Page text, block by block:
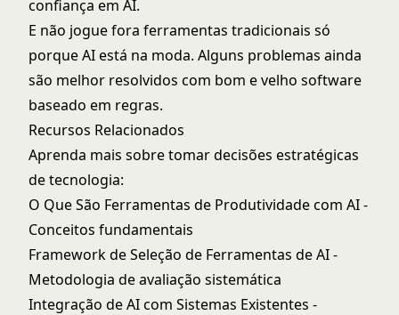
confiança em AI.
E não jogue fora ferramentas tradicionais só
porque AI está na moda. Alguns problemas ainda
são melhor resolvidos com bom e velho software
baseado em regras.
Recursos Relacionados
Aprenda mais sobre tomar decisões estratégicas
de tecnologia:
O Que São Ferramentas de Produtividade com AI-
Conceitos fundamentais
Framework de Seleção de Ferramentas de AI-
Metodologia de avaliação sistemática
Integração de AI com Sistemas Existentes -